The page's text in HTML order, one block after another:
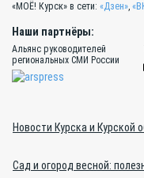
«МОЁ! Курск» в сети: «Дзен»,
Наши партнёры:
Альянс руководителей
региональных СМИ России
Новости Курска и Курской
Сад и огород весной: